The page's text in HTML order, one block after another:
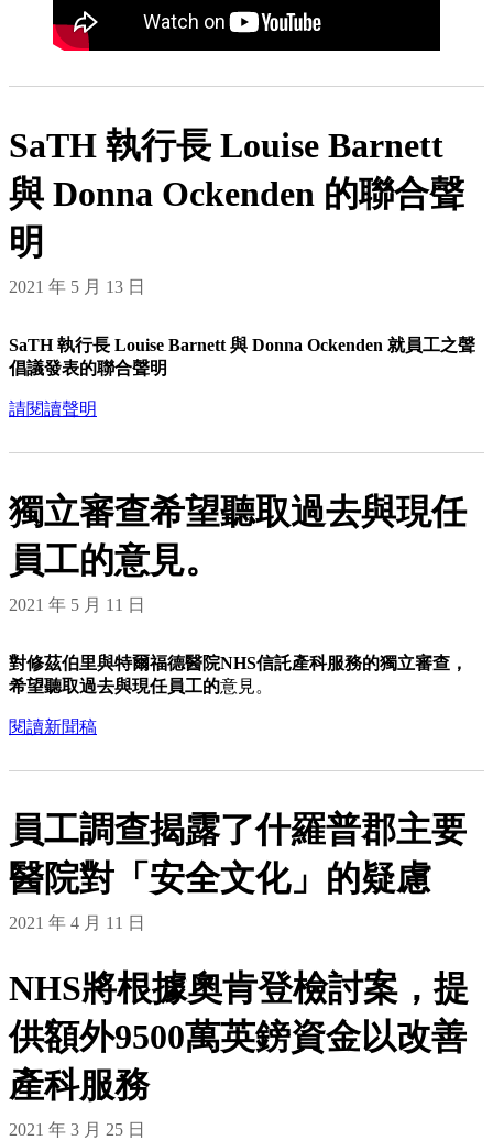
SaTH 執行長 Louise Barnett
與 Donna Ockenden 的聯合聲
明
2021 年 5 月 13 日
SaTH 執行長 Louise Barnett 與 Donna Ockenden 就員工之聲
倡議發表的聯合聲明
請閱讀聲明
獨立審查希望聽取過去與現任
員工的意見。
2021 年 5 月 11 日
對修茲伯里與特爾福德醫院NHS信託產科服務的獨立審查，
希望聽取過去與現任員工的意見。
閱讀新聞稿
員工調查揭露了什羅普郡主要
醫院對「安全文化」的疑慮
2021 年 4 月 11 日
NHS將根據奧肯登檢討案，提
供額外9500萬英鎊資金以改善
產科服務
2021 年 3 月 25 日